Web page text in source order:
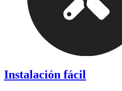
Instalación fácil